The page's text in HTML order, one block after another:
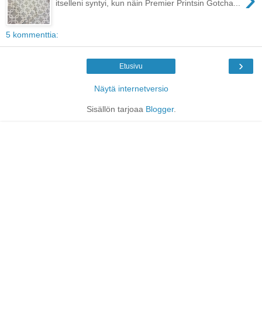
itselleni syntyi, kun näin Premier Printsin Gotcha...
5 kommenttia:
›
Etusivu
Näytä internetversio
Sisällön tarjoaa Blogger.